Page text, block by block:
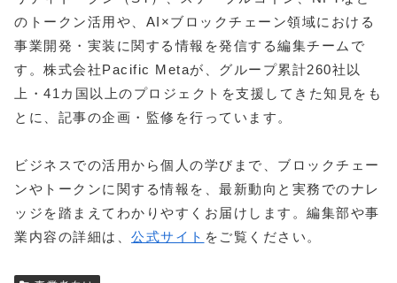
のトークン活用や、AI×ブロックチェーン領域における
事業開発・実装に関する情報を発信する編集チームで
す。株式会社Pacific Metaが、グループ累計260社以
上・41カ国以上のプロジェクトを支援してきた知見をも
とに、記事の企画・監修を行っています。
ビジネスでの活用から個人の学びまで、ブロックチェー
ンやトークンに関する情報を、最新動向と実務でのナレ
ッジを踏まえてわかりやすくお届けします。編集部や事
業内容の詳細は、 公式サイト をご覧ください。